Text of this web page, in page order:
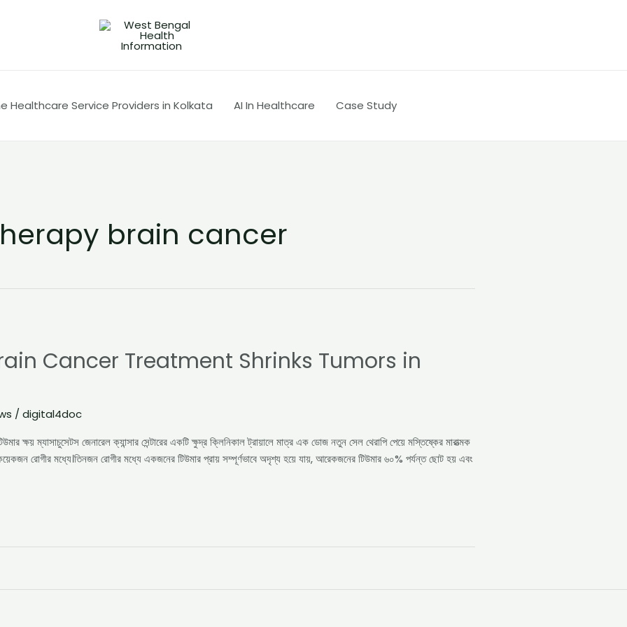
Healthcare Service Providers in Kolkata AI In Healthcare Case Study
brain cancer
Cancer Treatment Shrinks Tumors in
/ digital4doc
ক্ষয় ম্যাসাচুসেটস জেনারেল ক্যান্সার সেন্টারের একটি ক্ষুদ্র ক্লিনিকাল ট্রায়ালে মাত্র এক ডোজ নতুন সেল থেরাপি পেয়ে মস্তিষ্কের মারাত্মক
কয়েকজন রোগীর মধ্যে।তিনজন রোগীর মধ্যে একজনের টিউমার প্রায় সম্পূর্ণভাবে অদৃশ্য হয়ে যায়, আরেকজনের টিউমার ৬০% পর্যন্ত ছোট হয় এবং